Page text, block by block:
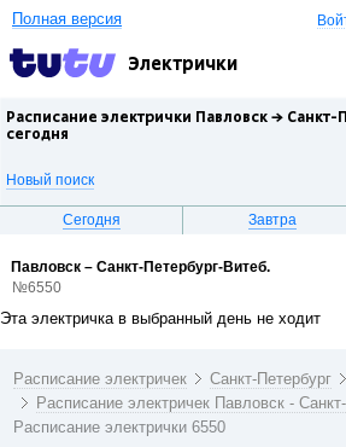
Полная версия
Электрички
Расписание электрички Павловск → Санкт-
сегодня
Новый поиск
Сегодня Завтра
Павловск – Санкт-Петербург-Витеб.
№6550
Эта электричка в выбранный день не ходит
Расписание электричек Санкт-Петербург
Расписание электричек Павловск -
Расписание электрички 6550